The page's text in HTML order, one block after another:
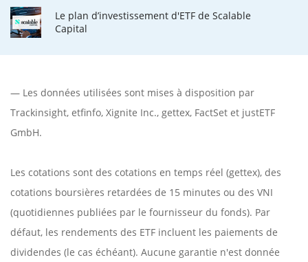
Le plan d’investissement d'ETF de Scalable
Capital
— Les données utilisées sont mises à disposition par
Trackinsight, etfinfo, Xignite Inc., gettex, FactSet et justETF
GmbH.
Les cotations sont des cotations en temps réel (gettex), des
cotations boursières retardées de 15 minutes ou des VNI
(quotidiennes publiées par le fournisseur du fonds). Par
défaut, les rendements des ETF incluent les paiements de
dividendes (le cas échéant). Aucune garantie n'est donnée